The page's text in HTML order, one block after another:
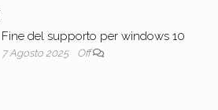
Fine del supporto per windows 10
7 Agosto 2025 Off